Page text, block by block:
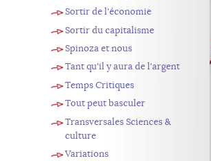
Sortir de l'économie
Sortir du capitalisme
Spinoza et nous
Tant qu'il y aura de l'argent
Temps Critiques
Tout peut basculer
Transversales Sciences &
culture
Variations